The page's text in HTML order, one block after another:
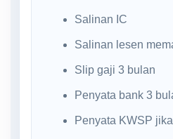
Salinan IC
Salinan lesen
Slip gaji 3 bulan
Penyata bank 3
Penyata KWSP